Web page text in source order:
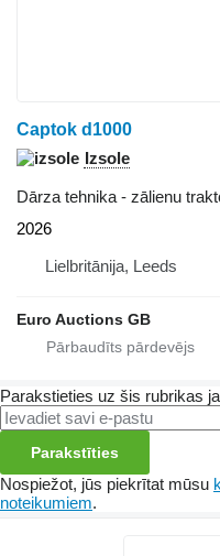
Captok d1000
Izsole
Dārza tehnika - zālienu
2026
Lielbritānija, Leeds
Euro Auctions GB
Parakstieties uz šis rubrikas
Parakstīties
Nospiežot, jūs piekrītat mūsu
noteikumiem.